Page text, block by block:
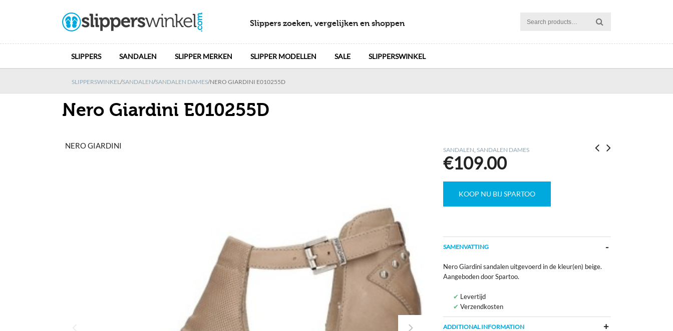
Slippers zoeken, vergelijken en shoppen
SLIPPERS SANDALEN SLIPPER MERKEN SLIPPER MODELLEN SALE SLIPPERSWINKEL
SLIPPERSWINKEL/SANDALEN/SANDALEN DAMES/NERO GIARDINI E010255D
Nero Giardini E010255D
NERO GIARDINI SANDALEN, SANDALEN DAMES
€109.00
KOOP NU BIJ SPARTOO
SAMENVATTING
Nero Giardini sandalen uitgevoerd in de kleur(en) beige.
Aangeboden door Spartoo.
Levertijd
Verzendkosten
ADDITIONAL INFORMATION